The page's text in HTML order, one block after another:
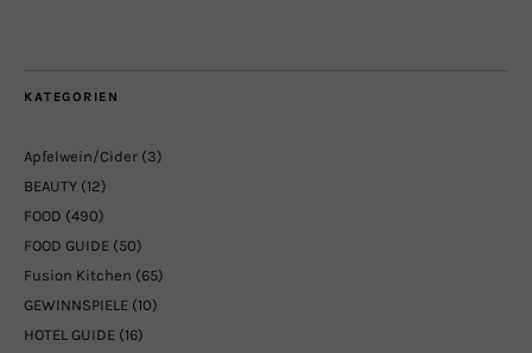
KATEGORIEN
Apfelwein/Cider (3)
BEAUTY (12)
FOOD (490)
FOOD GUIDE (50)
Fusion Kitchen (65)
GEWINNSPIELE (10)
HOTEL GUIDE (16)